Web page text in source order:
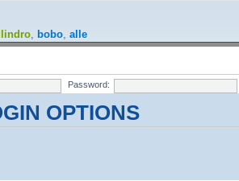
bobo alle
Password:
OPTIONS